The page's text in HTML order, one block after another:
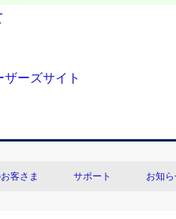
客さま サポート お知